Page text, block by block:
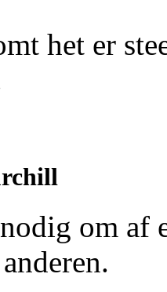
het er
om af